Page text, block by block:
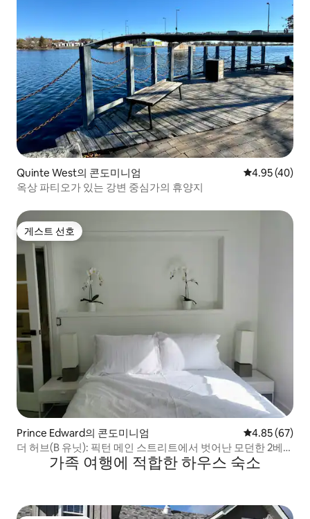
Quinte West의 콘도미니엄 평점 4.95점(5
4.95 (40)
옥상 파티오가 있는 강변 중심가의 휴양지
게스트 선호
게스트 선호
Prince Edward의 콘도미니엄 평점 4.85점(5
4.85 (67)
더 허브(B 유닛): 픽턴 메인 스트리트에서 벗어난 모던한 2베드
가족 여행에 적합한 하우스 숙소